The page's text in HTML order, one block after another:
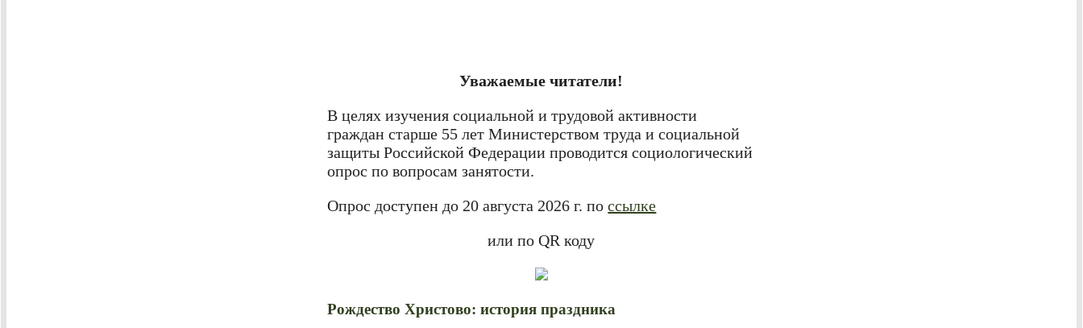
Уважаемые читатели!
В целях изучения социальной и трудовой активности
граждан старше 55 лет Министерством труда и социальной
защиты Российской Федерации проводится социологический
опрос по вопросам занятости.
Опрос доступен до 20 августа 2026 г. поссылке
или по QR коду
Рождество Христово: история праздника